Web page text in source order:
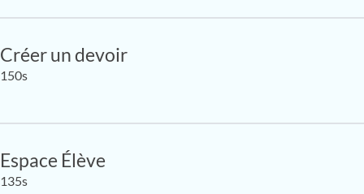
Créer un devoir
150s
Espace Élève
135s